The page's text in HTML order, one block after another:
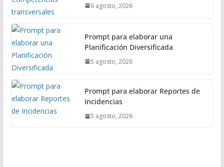
6 agosto, 2026
Prompt para elaborar una
Planificación Diversificada
5 agosto, 2026
Prompt para elaborar Reportes de
Incidencias
5 agosto, 2026